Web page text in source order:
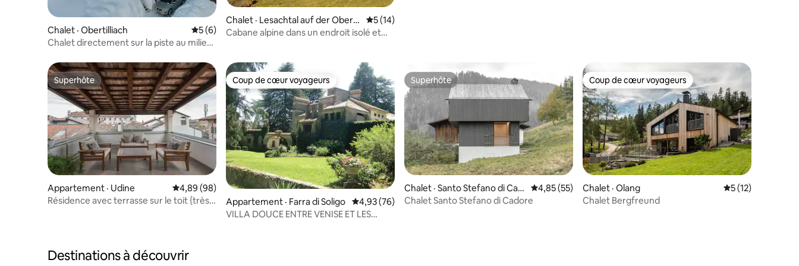
Chalet · Obertilliach Note moyenne de 5 sur 5, 6 commentaires
5 (6)
Chalet directement sur la piste au milieu
Chalet · Lesachtal auf der Oberra
steralm
Note moyenne de 5 sur 5, 14 commentaires
5 (14)
Cabane alpine dans un endroit isolé et
Superhôte
Superhôte
Appartement · Udine Note moyenne de 4,89 sur 5, 98 commentaires
4,89 (98)
Résidence avec terrasse sur le toit {très
Coup de cœur voyageurs
Coup de cœur voyageurs
Appartement · Farra di Soligo Note moyenne de 4,93 sur 5, 76 commentaires
4,93 (76)
VILLA DOUCE ENTRE VENISE ET LES
Superhôte
Superhôte
Chalet · Santo Stefano di Cad
ore
Note moyenne de 4,85 sur 5, 55 commentaires
4,85 (55)
Chalet Santo Stefano di Cadore
Coup de cœur voyageurs
Coup de cœur voyageurs
Chalet · Olang Note moyenne
5 (12)
Chalet Bergfreund
Destinations à découvrir